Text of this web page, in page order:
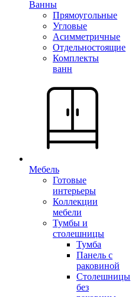
Ванны
Прямоугольные
Угловые
Асимметричные
Отдельностоящие
Комплекты
ванн
Мебель
Готовые
интерьеры
Коллекции
мебели
Тумбы и
столешницы
Тумба
Панель с
раковиной
Столешницы
без